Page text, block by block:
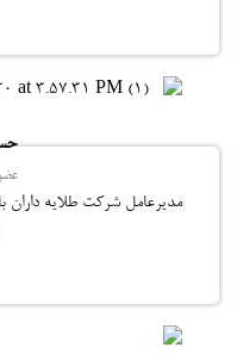
مدیرعامل شرکت طلایه داران